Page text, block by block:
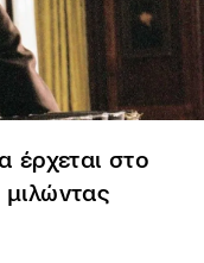
έρχεται στο